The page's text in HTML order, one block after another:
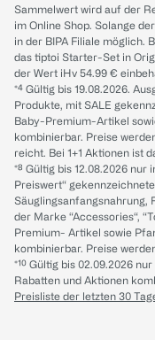
Sammelwert wird auf der
im Online Shop. Solange
in der BIPA Filiale möglich.
das tiptoi Starter-Set in
der Wert iHv 54.99 €
*⁴ Gültig bis 19.08.2026.
Produkte, mit SALE
Baby-Premium-Artikel
kombinierbar. Preise
reicht. Bei 1+1 Aktionen ist
*⁸ Gültig bis 12.08.2026 nur
Preiswert“
Säuglingsanfangsnahrung,
der Marke “Accessories“,
Premium- Artikel sowie
kombinierbar. Preise
*¹⁰ Gültig bis 02.09.2026
Rabatten und Aktionen
Preisliste der letzten 30